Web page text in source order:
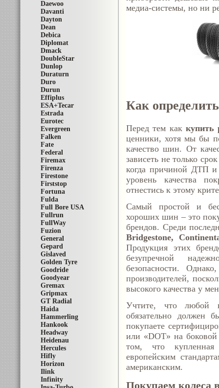
Daewoo
Davanti
Dayton
Dean
Debica
Diplomat
Dmack
DoubleStar
Dunlop
Duraturn
Duro
Durun
Effiplus
ESA+Tecar
Estrada
Eurotec
Evergreen
Falken
Fate
Federal
Firemax
Firenza
Firestone
Firststop
Fortuna
Fulda
Full Bore USA
Fullrun
FullWay
Fuzion
General
Gepard
Gislaved
Golden Tyre
Goodride
Goodyear
Gremax
Gripmax
GT Radial
Haida
Hammerling
Hankook
Headway
Heidenau
Hercules
Hifly
Horizon
Ilink
Infinity
медиа-системы, но ни
Как
Перед тем как купить
ценники, хотя мы бы
качество шин. От
зависеть не только
когда причиной ДТП и
уровень качества
отнестись к этому
Самый простой и
хороших шин – это
брендов. Среди
Bridgestone,
Продукция этих
безупречной
безопасности.
производителей,
высокого качества у
Учтите, что любой
обязательно должен
покупаете
или «DOT» на
том, что купленная
европейским
американским.